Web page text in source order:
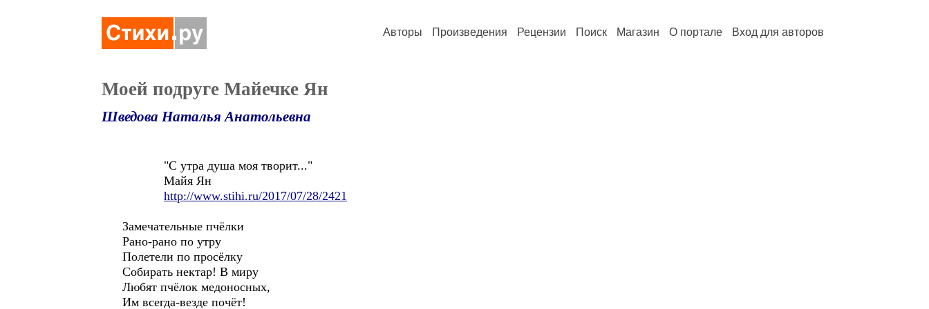
Авторы Произведения Рецензии Поиск Магазин О портале Вход для авторов
Моей подруге Майечке Ян
Шведова Наталья Анатольевна
"С утра душа моя творит..."
Майя Ян
http://www.stihi.ru/2017/07/28/2421
Замечательные пчёлки
Рано-рано по утру
Полетели по просёлку
Собирать нектар! В миру
Любят пчёлок медоносных,
Им всегда-везде почёт!